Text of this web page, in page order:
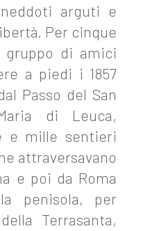
arguti e
Per cinque
di amici
a piedi i 1857
Passo del San
di Leuca,
e mille sentieri
attraversavano
e poi da Roma
penisola, per
Terrasanta,